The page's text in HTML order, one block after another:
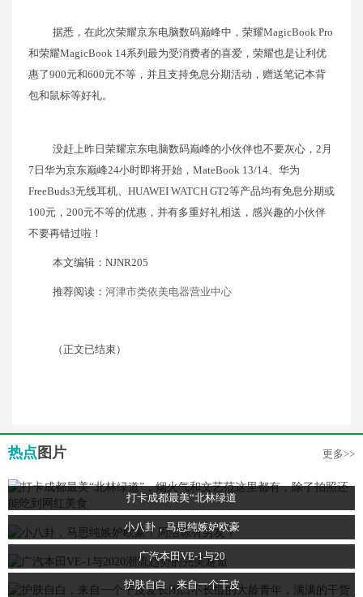
据悉，在此次荣耀京东电脑数码巅峰中，荣耀MagicBook Pro
和荣耀MagicBook 14系列最为受消费者的喜爱，荣耀也是让利优
惠了900元和600元不等，并且支持免息分期活动，赠送笔记本背
包和鼠标等好礼。
没赶上昨日荣耀京东电脑数码巅峰的小伙伴也不要灰心，2月
7日华为京东巅峰24小时即将开始，MateBook 13/14、华为
FreeBuds3无线耳机、HUAWEI WATCH GT2等产品均有免息分期或
100元，200元不等的优惠，并有多重好礼相送，感兴趣的小伙伴
不要再错过啦！
本文编辑：NJNR205
推荐阅读： 河津市类依美电器营业中心
（正文已结束）
热点 图片 更多>>
打卡成都最美“北林绿道
小八卦，马思纯嫉妒欧豪
广汽本田VE-1与20
护肤自白，来自一个干皮